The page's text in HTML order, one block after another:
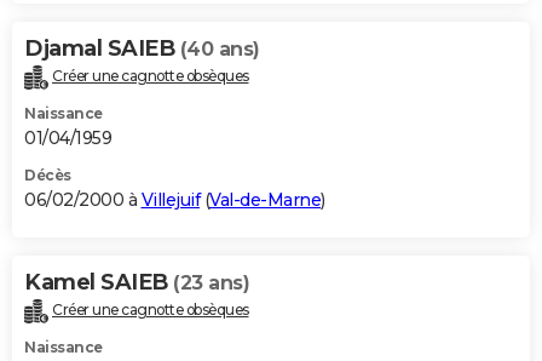
Djamal SAIEB (40 ans)
Créer une cagnotte obsèques
Naissance
01/04/1959
Décès
06/02/2000 à Villejuif(Val-de-Marne)
Kamel SAIEB (23 ans)
Créer une cagnotte obsèques
Naissance